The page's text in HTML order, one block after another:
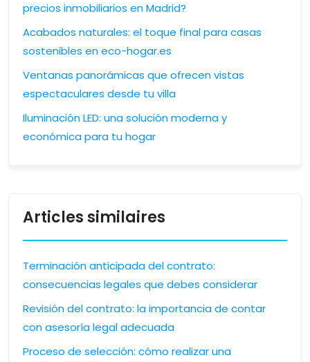
precios inmobiliarios en Madrid?
Acabados naturales: el toque final para casas
sostenibles en eco-hogar.es
Ventanas panorámicas que ofrecen vistas
espectaculares desde tu villa
Iluminación LED: una solución moderna y
económica para tu hogar
Articles similaires
Terminación anticipada del contrato:
consecuencias legales que debes considerar
Revisión del contrato: la importancia de contar
con asesoría legal adecuada
Proceso de selección: cómo realizar una